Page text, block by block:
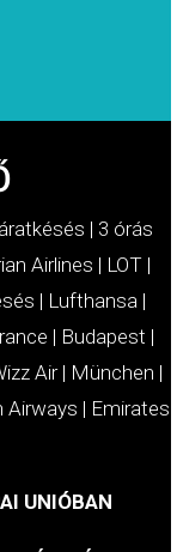
| 3 órás
Airlines | LOT|
| Lufthansa |
| Budapest |
Air| München |
Airways | Emirates
UNIÓBAN